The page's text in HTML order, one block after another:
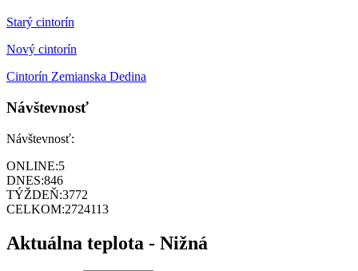
Starý cintorín
Nový cintorín
Cintorín Zemianska Dedina
Návštevnosť
Návštevnosť:
ONLINE:5
DNES:846
TÝŽDEŇ:3772
CELKOM:2724113
Aktuálna teplota - Nižná